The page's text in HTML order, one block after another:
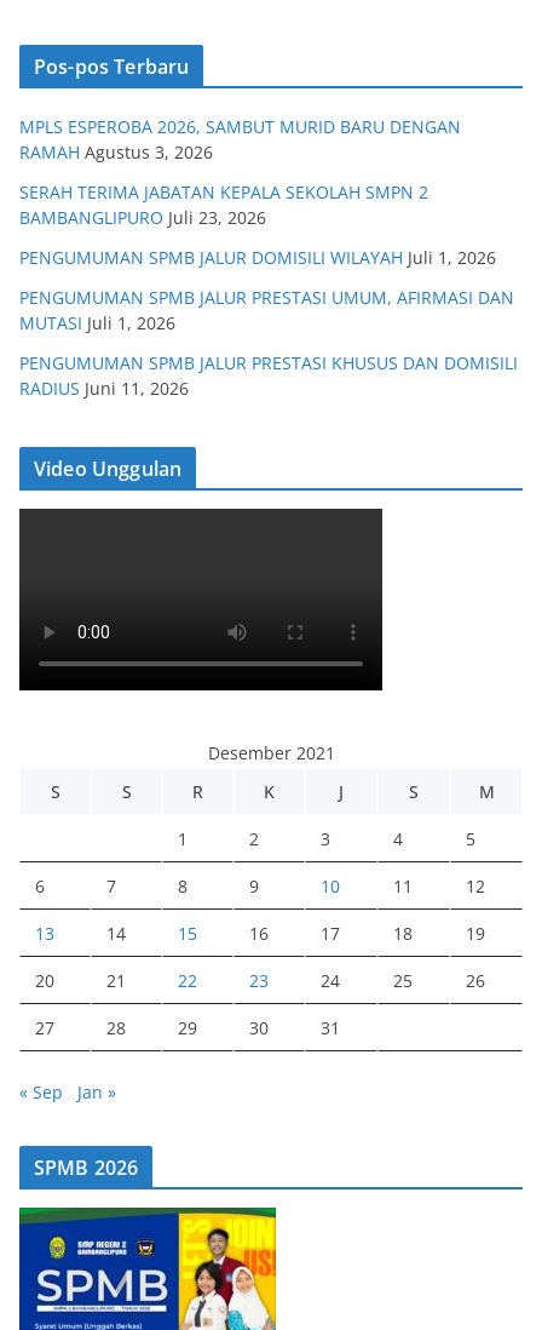
Pos-pos Terbaru
MPLS ESPEROBA 2026, SAMBUT MURID BARU DENGAN
RAMAH Agustus 3, 2026
SERAH TERIMA JABATAN KEPALA SEKOLAH SMPN 2
BAMBANGLIPURO Juli 23, 2026
PENGUMUMAN SPMB JALUR DOMISILI WILAYAH Juli 1, 2026
PENGUMUMAN SPMB JALUR PRESTASI UMUM, AFIRMASI DAN
MUTASI Juli 1, 2026
PENGUMUMAN SPMB JALUR PRESTASI KHUSUS DAN DOMISILI
RADIUS Juni 11, 2026
Video Unggulan
Desember 2021
S
S R K J S M
1 2 3 4 5
6 7 8 9 10 11 12
13 14 15 16 17 18 19
20 21 22 23 24 25 26
27 28 29 30 31
« Sep Jan »
SPMB 2026